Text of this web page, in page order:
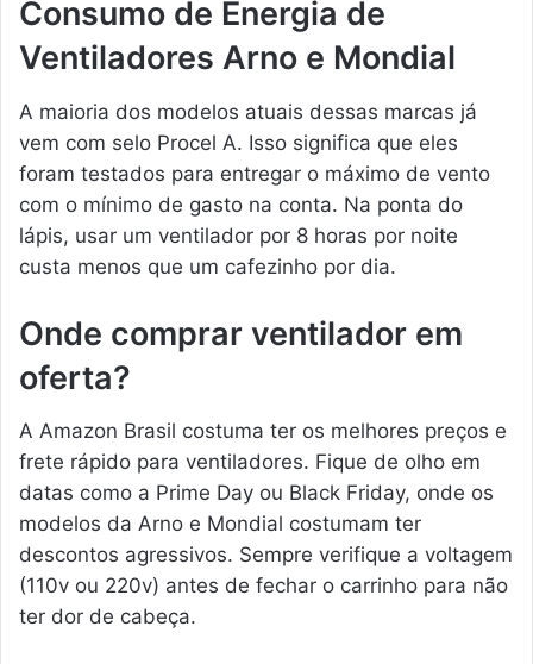
Consumo de Energia de
Ventiladores Arno e Mondial
A maioria dos modelos atuais dessas marcas já
vem com selo Procel A. Isso significa que eles
foram testados para entregar o máximo de vento
com o mínimo de gasto na conta. Na ponta do
lápis, usar um ventilador por 8 horas por noite
custa menos que um cafezinho por dia.
Onde comprar ventilador em
oferta?
A Amazon Brasil costuma ter os melhores preços e
frete rápido para ventiladores. Fique de olho em
datas como a Prime Day ou Black Friday, onde os
modelos da Arno e Mondial costumam ter
descontos agressivos. Sempre verifique a voltagem
(110v ou 220v) antes de fechar o carrinho para não
ter dor de cabeça.